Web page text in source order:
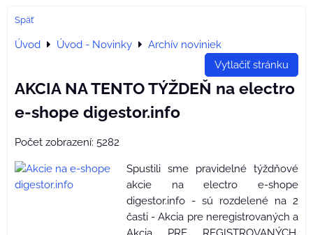
Späť
Úvod Úvod - Novinky
Archív noviniek
Vytlačiť stránku
AKCIA NA TENTO TÝŽDEŇ na electro
e-shope digestor.info
Počet zobrazení: 5282
Spustili sme pravidelné týždňové
akcie na electro e-shope
digestor.info - sú rozdelené na 2
časti - Akcia pre neregistrovaných a